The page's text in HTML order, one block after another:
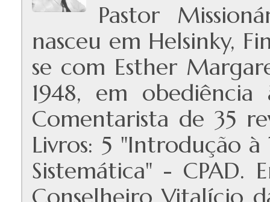
Pastor
nasceu em Helsinky,
se com Esther
1948, em
Comentarista de 35
Livros: 5 "Introdução à
Sistemática" - CPAD.